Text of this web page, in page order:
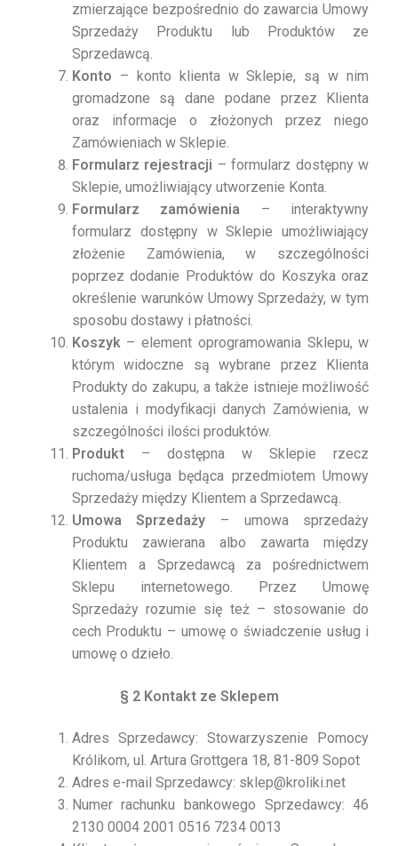
zmierzające bezpośrednio do zawarcia Umowy
Sprzedaży Produktu lub Produktów ze
Sprzedawcą.
Konto – konto klienta w Sklepie, są w nim
gromadzone są dane podane przez Klienta
oraz informacje o złożonych przez niego
Zamówieniach w Sklepie.
Formularz rejestracji – formularz dostępny w
Sklepie, umożliwiający utworzenie Konta.
Formularz zamówienia – interaktywny
formularz dostępny w Sklepie umożliwiający
złożenie Zamówienia, w szczególności
poprzez dodanie Produktów do Koszyka oraz
określenie warunków Umowy Sprzedaży, w tym
sposobu dostawy i płatności.
Koszyk – element oprogramowania Sklepu, w
którym widoczne są wybrane przez Klienta
Produkty do zakupu, a także istnieje możliwość
ustalenia i modyfikacji danych Zamówienia, w
szczególności ilości produktów.
Produkt – dostępna w Sklepie rzecz
ruchoma/usługa będąca przedmiotem Umowy
Sprzedaży między Klientem a Sprzedawcą.
Umowa Sprzedaży – umowa sprzedaży
Produktu zawierana albo zawarta między
Klientem a Sprzedawcą za pośrednictwem
Sklepu internetowego. Przez Umowę
Sprzedaży rozumie się też – stosowanie do
cech Produktu – umowę o świadczenie usług i
umowę o dzieło.
§ 2 Kontakt ze Sklepem
Adres Sprzedawcy: Stowarzyszenie Pomocy
Królikom, ul. Artura Grottgera 18, 81-809 Sopot
Adres e-mail Sprzedawcy: sklep@kroliki.net
Numer rachunku bankowego Sprzedawcy: 46
2130 0004 2001 0516 7234 0013